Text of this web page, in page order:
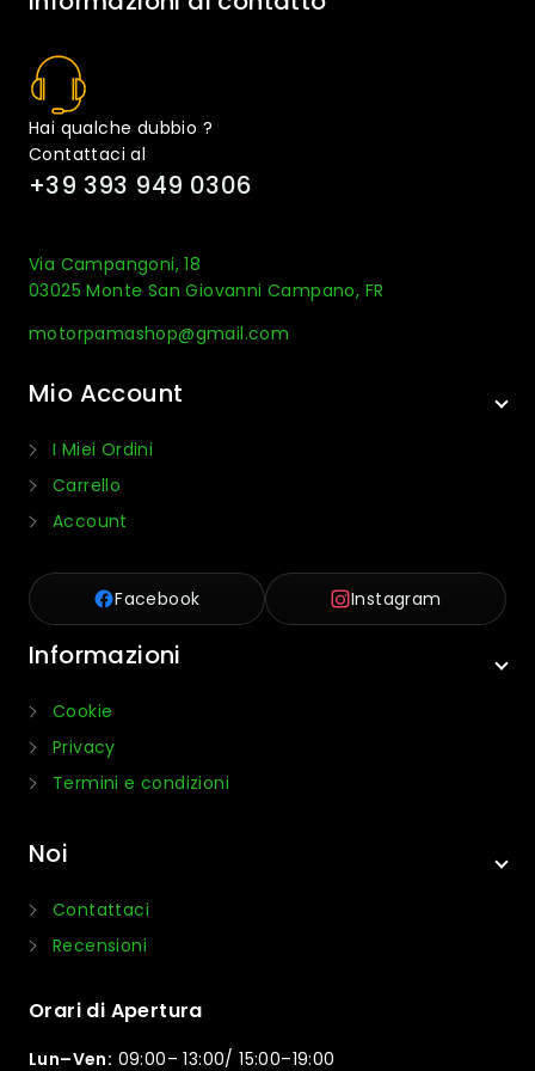
Hai qualche dubbio ?
Contattaci al
+39 393 949 0306
Via Campangoni, 18
03025 Monte San Giovanni Campano, FR
motorpamashop@gmail.com
Mio Account
I Miei Ordini
Carrello
Account
Facebook Instagram
Informazioni
Cookie
Privacy
Termini e condizioni
Noi
Contattaci
Recensioni
Orari di Apertura
Lun–Ven: 09:00– 13:00/ 15:00–19:00